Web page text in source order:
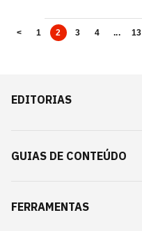
< 1 2 3 4 ... 13
EDITORIAS
GUIAS DE CONTEÚDO
FERRAMENTAS